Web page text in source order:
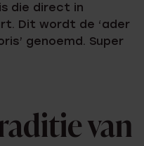
die direct in
Dit wordt de ‘ader
genoemd. Super
van